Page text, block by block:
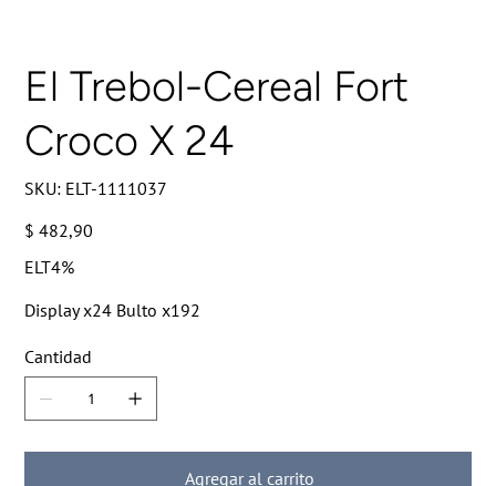
El Trebol-Cereal Fort
Croco X 24
SKU: SKU
ELT-
ELT-1111037
Precio
$ 482,90
ELT4%
Display x24 Bulto x192
Cantidad
Agregar al carrito